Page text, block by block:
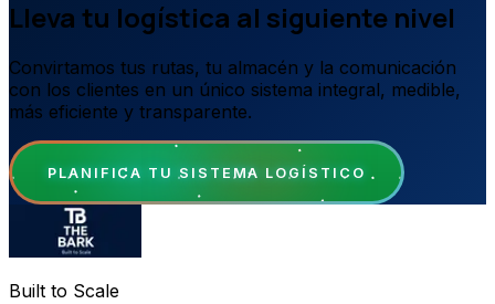
Lleva tu logística al siguiente nivel
Convirtamos tus rutas, tu almacén y la comunicación
con los clientes en un único sistema integral, medible,
más eficiente y transparente.
PLANIFICA TU SISTEMA LOGÍSTICO
Built to Scale